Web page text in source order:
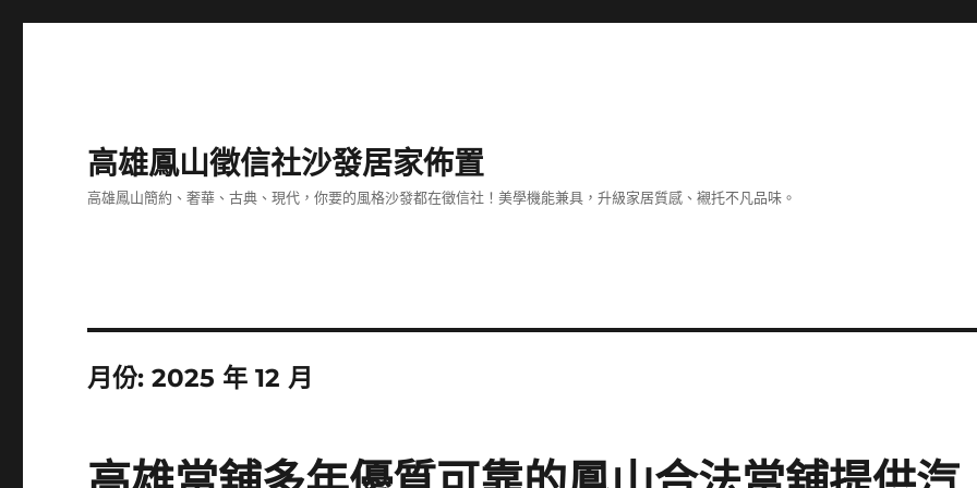
高雄鳳山徵信社沙發居家佈置
高雄鳳山簡約、奢華、古典、現代，你要的風格沙發都在徵信社！美學機能兼具，升級家居質感、襯托不凡品味。
月份:2025 年 12 月